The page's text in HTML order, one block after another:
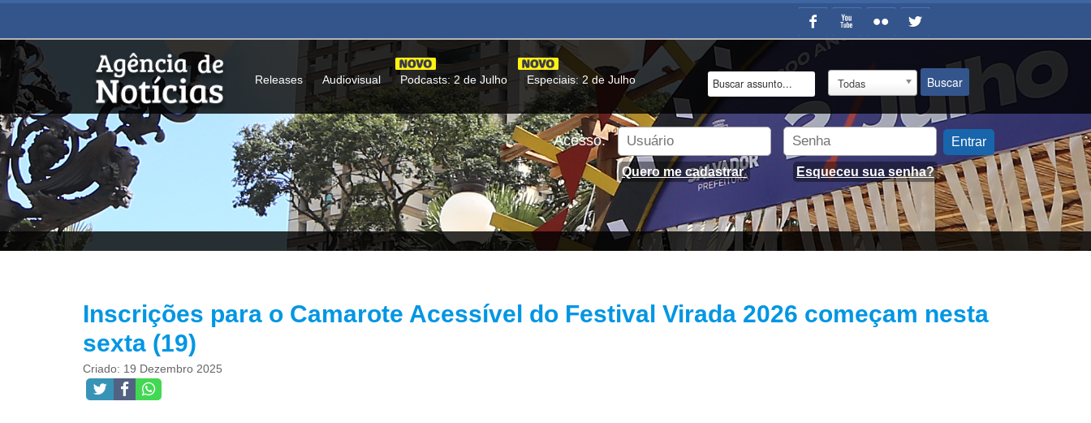
Releases Audiovisual Podcasts: 2 de Julho Especiais: 2 de Julho Buscar
Todas
Acesso: Entrar
Quero me cadastrar Esqueceu sua senha?
Inscrições para o Camarote Acessível do Festival Virada 2026 começam nesta
sexta (19)
Criado: 19 Dezembro 2025